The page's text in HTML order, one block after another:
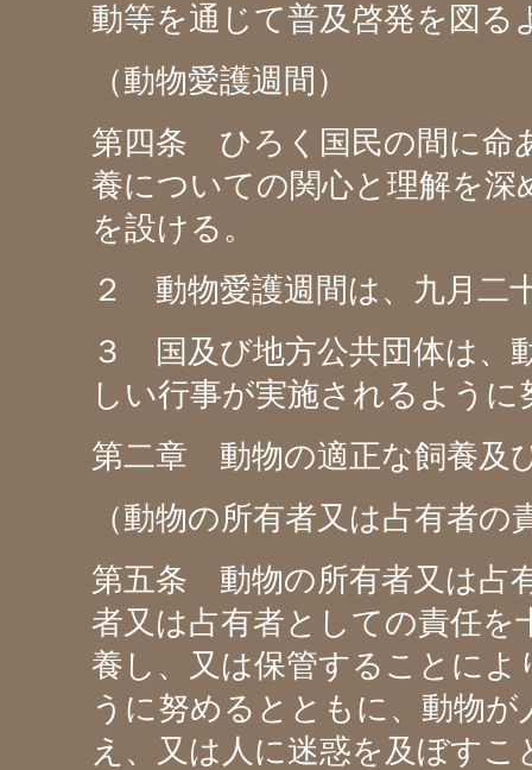
動等を通じて普及啓発を図
（動物愛護週間）
第四条 ひろく国民の間に命
養についての関心と理解を
を設ける。
２ 動物愛護週間は、九月二
３ 国及び地方公共団体は、
しい行事が実施されるよう
第二章 動物の適正な飼養及
（動物の所有者又は占有者の
第五条 動物の所有者又は占
者又は占有者としての責任
養し、又は保管することに
うに努めるとともに、動物
え、又は人に迷惑を及ぼす